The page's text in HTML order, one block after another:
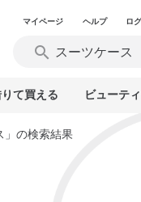
マイページ ヘルプ ロ
て買える ビューテ
」の検索結果